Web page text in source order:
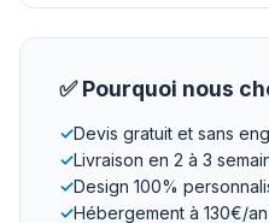
✅ Pourquoi nous
✓Devis gratuit et sans
✓Livraison en 2 à 3
✓Design 100%
✓Hébergement à 130€/